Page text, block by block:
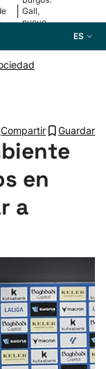
Gall,
nuevo
ES
Compartir Guardar
en
a